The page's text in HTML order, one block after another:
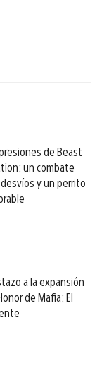
de Beast
un combate
y un perrito
a la expansión
de Mafia: El